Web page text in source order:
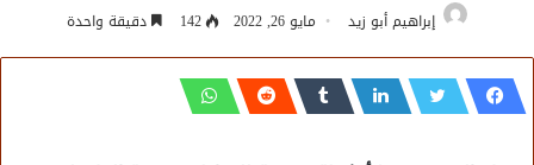
إبراهيم أبو زيد مايو 26, 2022 142 دقيقة واحدة